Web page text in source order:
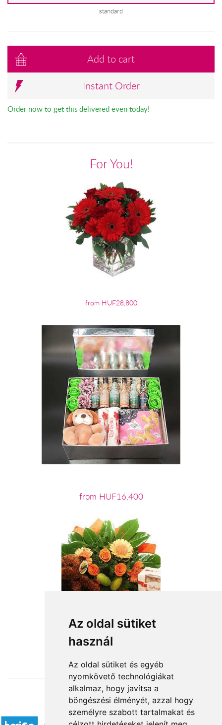
Az oldal sütiket
használ
Az oldal sütiket és egyéb
nyomkövető technológiákat
alkalmaz, hogy javítsa a
böngészési élményét, azzal hogy
személyre szabott tartalmakat és
standard
Add to cart
Instant Order
Order now to get this delivered even today!
For You!
from HUF28,800
from HUF16,400
from HUF31,000
Accepted payment methods